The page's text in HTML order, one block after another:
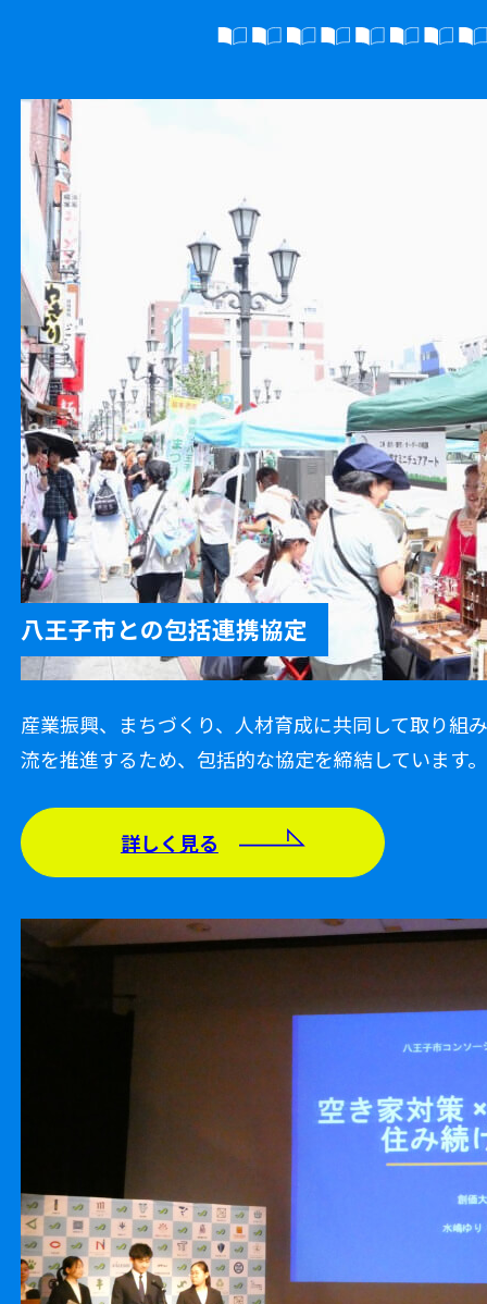
八王子市との包括連携協定
産業振興、まちづくり、人材育成に共同して取り組
流を推進するため、包括的な協定を締結しています。
詳しく見る